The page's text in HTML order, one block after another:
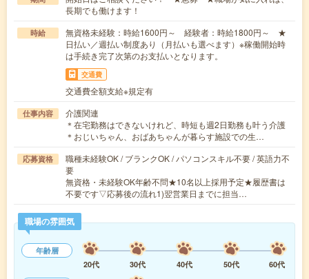
長期でも働けます！
時給
無資格未経験：時給1600円～ 経験者：時給1800円～ ★
日払い／週払い制度あり（月払いも選べます）※稼働開始時
は手続き完了次第のお支払いとなります。
交通費
交通費全額支給※規定有
仕事内容
介護関連
＊在宅勤務はできないけれど、時短も週2日勤務も叶う介護
＊おじいちゃん、おばあちゃんが暮らす施設での生…
応募資格
職種未経験OK / ブランクOK / パソコンスキル不要 / 英語力不
要
無資格・未経験OK年齢不問★10名以上採用予定★履歴書は
不要です▽応募後の流れ1)翌営業日までに担当…
職場の雰囲気
年齢層
20代
30代 40代 50代
60代